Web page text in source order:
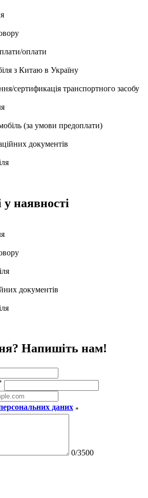
оплати
з Китаю в Україну
сертификація транспортного засобу
(за умови предоплати)
документів
наявності
документів
Напишіть нам!
даних *
0/3500